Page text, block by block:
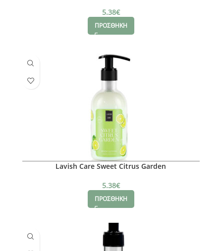
5.38€
ΠΡΟΣΘΗΚΗ
Lavish Care Sweet Citrus Garden
5.38€
ΠΡΟΣΘΗΚΗ